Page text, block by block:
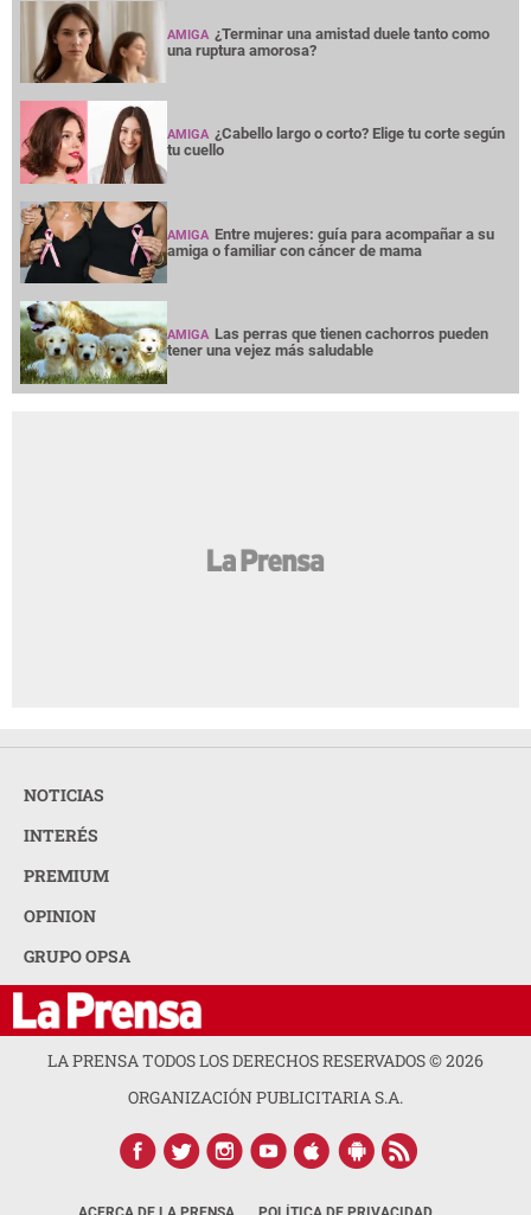
AMIGA ¿Terminar una amistad duele tanto como
una ruptura amorosa?
AMIGA ¿Cabello largo o corto? Elige tu corte según
tu cuello
AMIGA Entre mujeres: guía para acompañar a su
amiga o familiar con cáncer de mama
AMIGA Las perras que tienen cachorros pueden
tener una vejez más saludable
NOTICIAS
INTERÉS
PREMIUM
OPINION
GRUPO OPSA
LA PRENSA TODOS LOS DERECHOS RESERVADOS ©2026
ORGANIZACIÓN PUBLICITARIA S.A.